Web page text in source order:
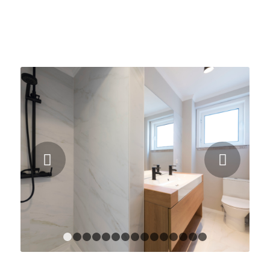
1 2 3 4 5 6 7 8 9